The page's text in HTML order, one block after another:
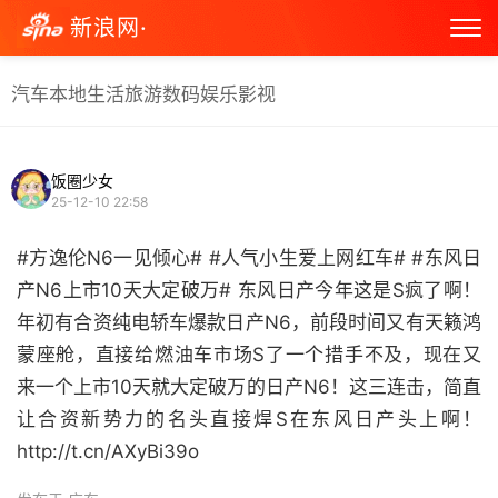
新浪网·
汽车本地生活旅游数码娱乐影视
饭圈少女
25-12-10 22:58
#方逸伦N6一见倾心# #人气小生爱上网红车# #东风日
产N6上市10天大定破万# 东风日产今年这是S疯了啊！
年初有合资纯电轿车爆款日产N6，前段时间又有天籁鸿
蒙座舱，直接给燃油车市场S了一个措手不及，现在又
来一个上市10天就大定破万的日产N6！这三连击，简直
让合资新势力的名头直接焊S在东风日产头上啊！
http://t.cn/AXyBi39o